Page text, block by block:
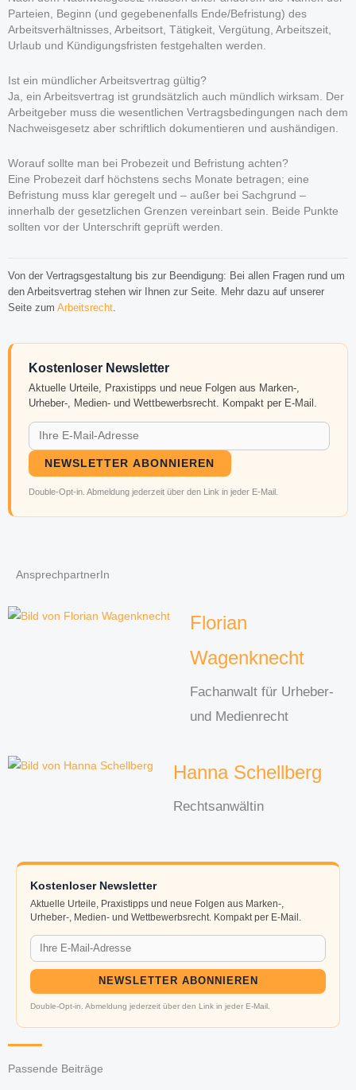
Parteien, Beginn (und gegebenenfalls Ende/Befristung) des
Arbeitsverhältnisses, Arbeitsort, Tätigkeit, Vergütung, Arbeitszeit,
Urlaub und Kündigungsfristen festgehalten werden.
Ist ein mündlicher Arbeitsvertrag gültig?
Ja, ein Arbeitsvertrag ist grundsätzlich auch mündlich wirksam. Der
Arbeitgeber muss die wesentlichen Vertragsbedingungen nach dem
Nachweisgesetz aber schriftlich dokumentieren und aushändigen.
Worauf sollte man bei Probezeit und Befristung achten?
Eine Probezeit darf höchstens sechs Monate betragen; eine
Befristung muss klar geregelt und – außer bei Sachgrund –
innerhalb der gesetzlichen Grenzen vereinbart sein. Beide Punkte
sollten vor der Unterschrift geprüft werden.
Von der Vertragsgestaltung bis zur Beendigung: Bei allen Fragen rund um
den Arbeitsvertrag stehen wir Ihnen zur Seite. Mehr dazu auf unserer
Seite zum Arbeitsrecht
Kostenloser Newsletter
Aktuelle Urteile, Praxistipps und neue Folgen aus Marken-,
Urheber-, Medien- und Wettbewerbsrecht. Kompakt per E-Mail.
NEWSLETTER ABONNIEREN
Double-Opt-in. Abmeldung jederzeit über den Link in jeder E-Mail.
AnsprechpartnerIn
Florian
Wagenknecht
Fachanwalt für Urheber-
und Medienrecht
Hanna Schellberg
Rechtsanwältin
Kostenloser Newsletter
Aktuelle Urteile, Praxistipps und neue Folgen aus Marken-,
Urheber-, Medien- und Wettbewerbsrecht. Kompakt per E-Mail.
NEWSLETTER ABONNIEREN
Double-Opt-in. Abmeldung jederzeit über den Link in jeder E-Mail.
Passende Beiträge